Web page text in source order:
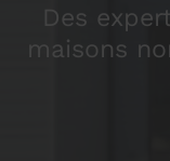
Des
maisons